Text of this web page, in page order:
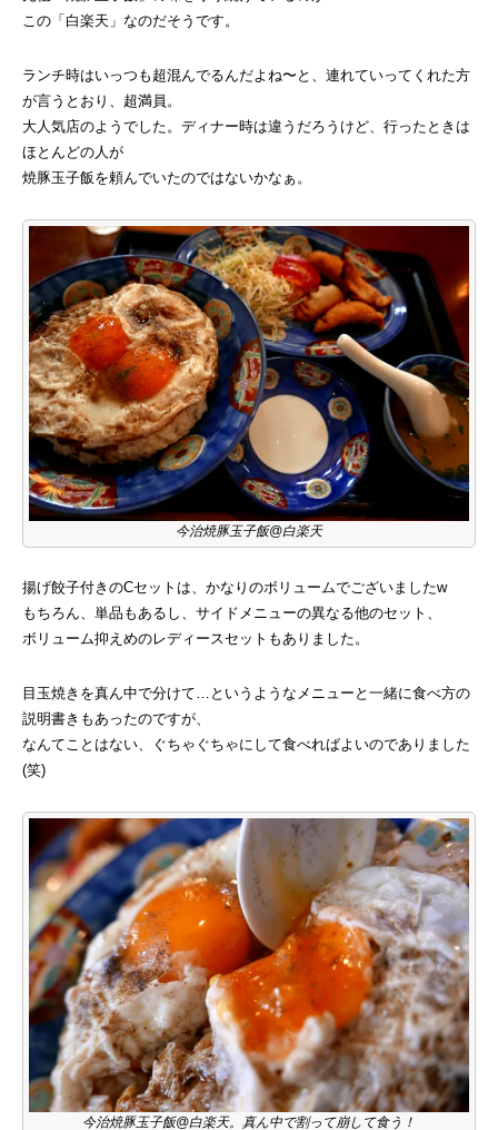
この「白楽天」なのだそうです。
ランチ時はいっつも超混んでるんだよね〜と、連れていってくれた方
が言うとおり、超満員。
大人気店のようでした。ディナー時は違うだろうけど、行ったときは
ほとんどの人が
焼豚玉子飯を頼んでいたのではないかなぁ。
今治焼豚玉子飯@白楽天
揚げ餃子付きのCセットは、かなりのボリュームでございましたw
もちろん、単品もあるし、サイドメニューの異なる他のセット、
ボリューム抑えめのレディースセットもありました。
目玉焼きを真ん中で分けて…というようなメニューと一緒に食べ方の
説明書きもあったのですが、
なんてことはない、ぐちゃぐちゃにして食べればよいのでありました
(笑)
今治焼豚玉子飯@白楽天。真ん中で割って崩して食う！